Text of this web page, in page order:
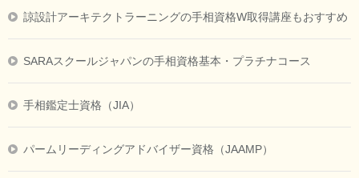
諒設計アーキテクトラーニングの手相資格W取得講座もおすすめ
SARAスクールジャパンの手相資格基本・プラチナコース
手相鑑定士資格（JIA）
パームリーディングアドバイザー資格（JAAMP）